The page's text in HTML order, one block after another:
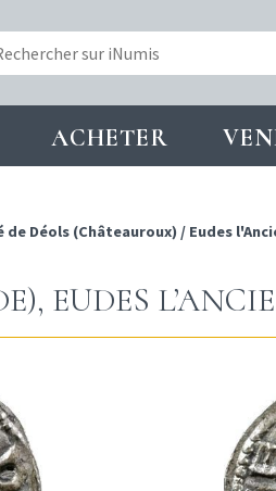
ACHETER
de Déols (Châteauroux) / Eudes
EUDES